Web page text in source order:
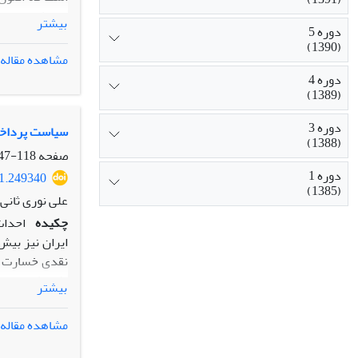
داد،
کدها هستۀ
بیشتر
مشاهده مقاله
سیاست
صفحه118-147
علی نوری
چکیده
نقدی خسارت
پژوهش بر
بیشتر
مشاهده مقاله
دوره 5
(1390)
دوره 4
(1389)
دوره 3
(1388)
دوره 1
(1385)